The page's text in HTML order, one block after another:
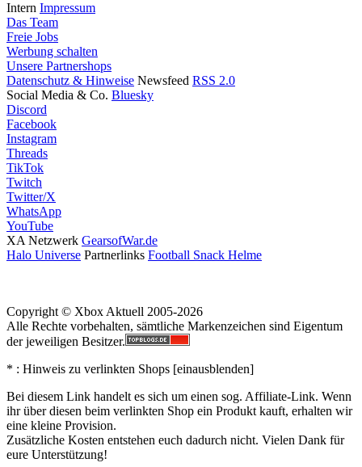
Intern Impressum
Das Team
Freie Jobs
Werbung schalten
Unsere Partnershops
Datenschutz & Hinweise Newsfeed RSS 2.0
Social Media & Co. Bluesky
Discord
Facebook
Instagram
Threads
TikTok
Twitch
Twitter/X
WhatsApp
YouTube
XA Netzwerk GearsofWar.de
Halo Universe Partnerlinks Football Snack Helme
Copyright © Xbox Aktuell 2005-2026
Alle Rechte vorbehalten, sämtliche Markenzeichen sind Eigentum
der jeweiligen Besitzer.
* : Hinweis zu verlinkten Shops [einausblenden]
Bei diesem Link handelt es sich um einen sog. Affiliate-Link. Wenn
ihr über diesen beim verlinkten Shop ein Produkt kauft, erhalten wir
eine kleine Provision.
Zusätzliche Kosten entstehen euch dadurch nicht. Vielen Dank für
eure Unterstützung!